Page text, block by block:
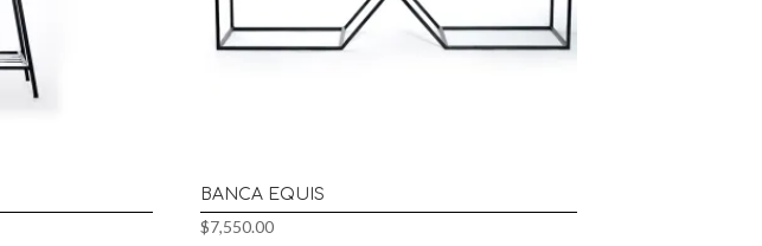
BANCA EQUIS
$7,550.00